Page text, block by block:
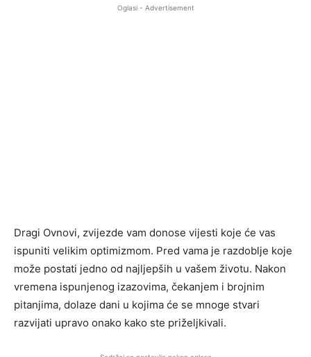
Oglasi - Advertisement
Dragi Ovnovi, zvijezde vam donose vijesti koje će vas
ispuniti velikim optimizmom. Pred vama je razdoblje koje
može postati jedno od najljepših u vašem životu. Nakon
vremena ispunjenog izazovima, čekanjem i brojnim
pitanjima, dolaze dani u kojima će se mnoge stvari
razvijati upravo onako kako ste priželjkivali.